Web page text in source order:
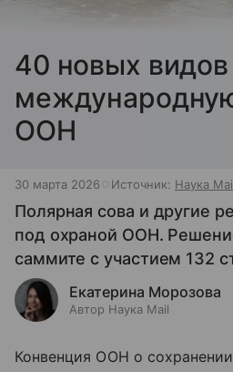
40 новых
ООН
30 марта 2026 Источник: Наука
Полярная сова и другие
под охраной ООН.
саммите с участием 132
Екатерина Морозова
Автор Наука Mail
Конвенция ООН о